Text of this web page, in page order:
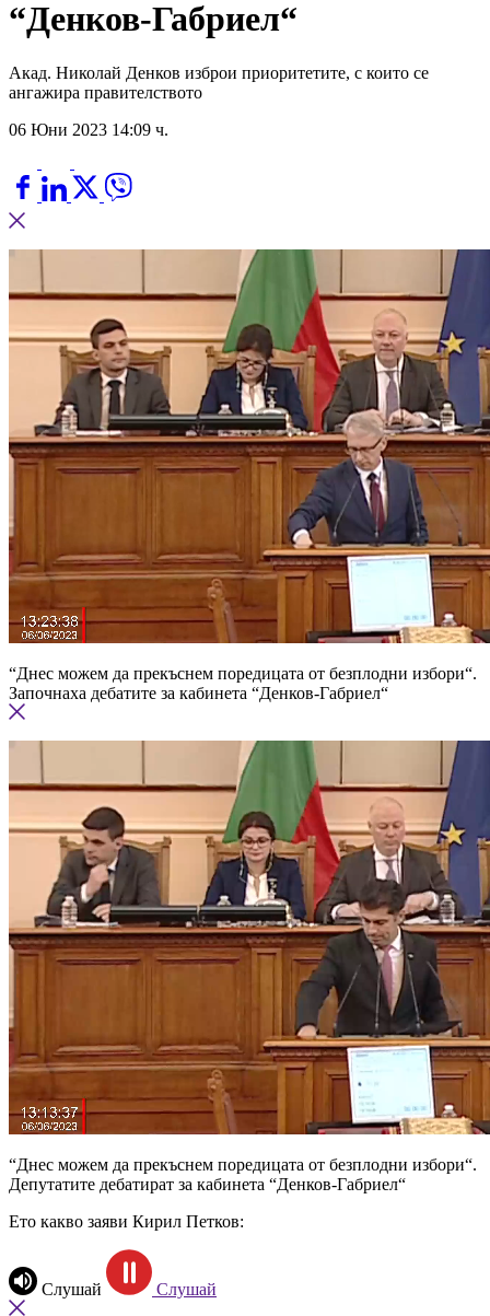
“Денков-Габриел“
Акад. Николай Денков изброи приоритетите, с които се
ангажира правителството
06 Юни 2023 14:09 ч.
“Днес можем да прекъснем поредицата от безплодни избори“.
Започнаха дебатите за кабинета “Денков-Габриел“
“Днес можем да прекъснем поредицата от безплодни избори“.
Депутатите дебатират за кабинета “Денков-Габриел“
Ето какво заяви Кирил Петков:
Слушай Слушай